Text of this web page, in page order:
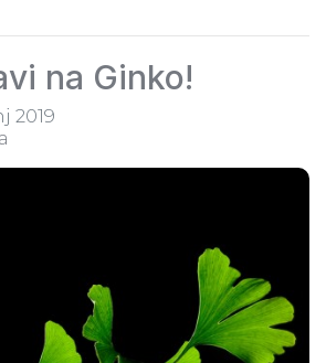
na Ginko!
2019